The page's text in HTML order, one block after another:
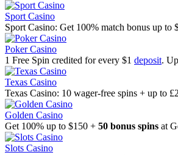
Sport Casino
Sport Casino: Get 100% match bonus up to
Poker Casino
1 Free Spin credited for every $1 deposit.
Texas Casino
Texas Casino: 10 wager-free spins + up to
Golden Casino
Get 100% up to $150 + 50 bonus spins at
Slots Casino